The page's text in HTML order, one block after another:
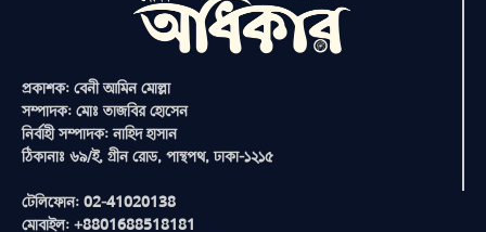
প্রকাশক: বেনী আমিন মোল্লা
সম্পাদক: মোঃ তাজবির হোসেন
নির্বাহী সম্পাদক: নাহিদ হাসান
ঠিকানাঃ ৬৯/ই, গ্রীন রোড, পান্থপথ, ঢাকা-১২১৫
টেলিফোন: 02-41020138
মোবাইল: +8801688518181